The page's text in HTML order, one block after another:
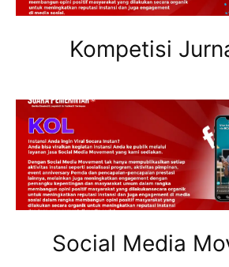
Kompetisi
Social Media